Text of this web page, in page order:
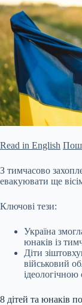
Read in English
З тимчасово
евакуювати ще
Ключові тези:
Україна
юнаків із
Діти
військовий
8 дітей та юнаків